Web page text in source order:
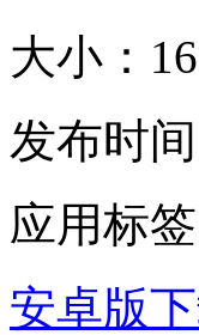
大小：
发布时
应用标签
安卓版